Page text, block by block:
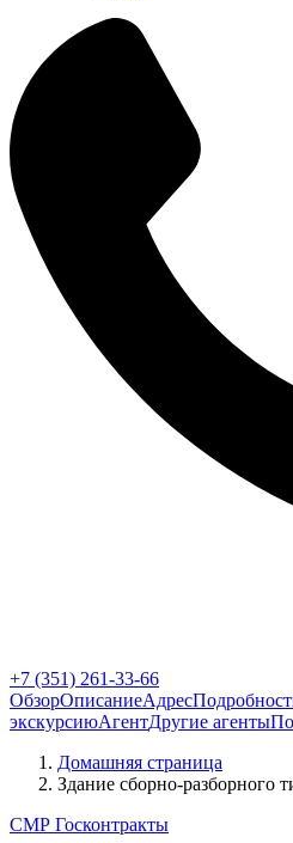
+7 (351) 261-33-66
ОбзорОписаниеАдрес
экскурсиюАгентДругие агенты
Домашняя страница
Здание сборно-разборного
СМР Госконтракты